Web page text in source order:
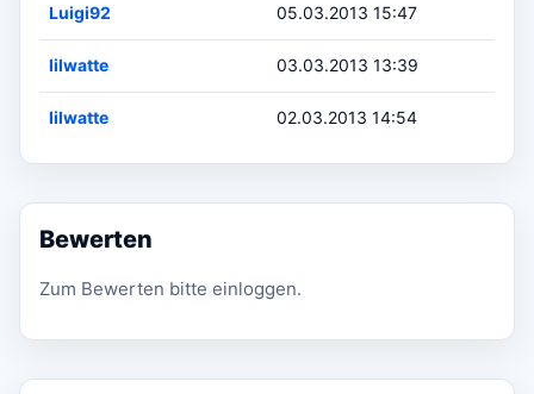
Luigi92 05.03.2013 15:47
lilwatte 03.03.2013 13:39
lilwatte 02.03.2013 14:54
Bewerten
Zum Bewerten bitte einloggen.